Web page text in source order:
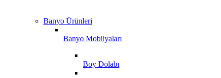
Banyo Ürünleri
Banyo Mobilyaları
Boy Dolabı